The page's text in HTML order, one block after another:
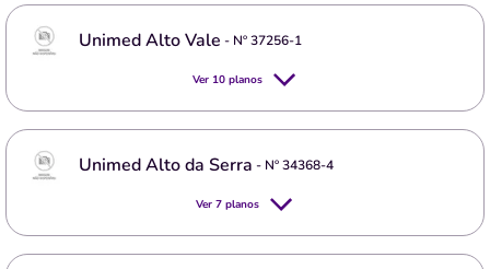
Unimed Alto Vale - Nº37256-1
Ver 10 planos
Unimed Alto da Serra - Nº34368-4
Ver 7 planos